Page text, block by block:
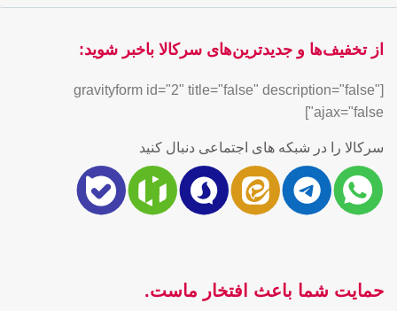
از تخفیف‌ها و جدیدترین‌های سرکالا باخبر شوید:
[gravityform id="2" title="false" description="false"
ajax="false"]
سرکالا را در شبکه های اجتماعی دنبال کنید
حمایت شما باعث افتخار ماست.